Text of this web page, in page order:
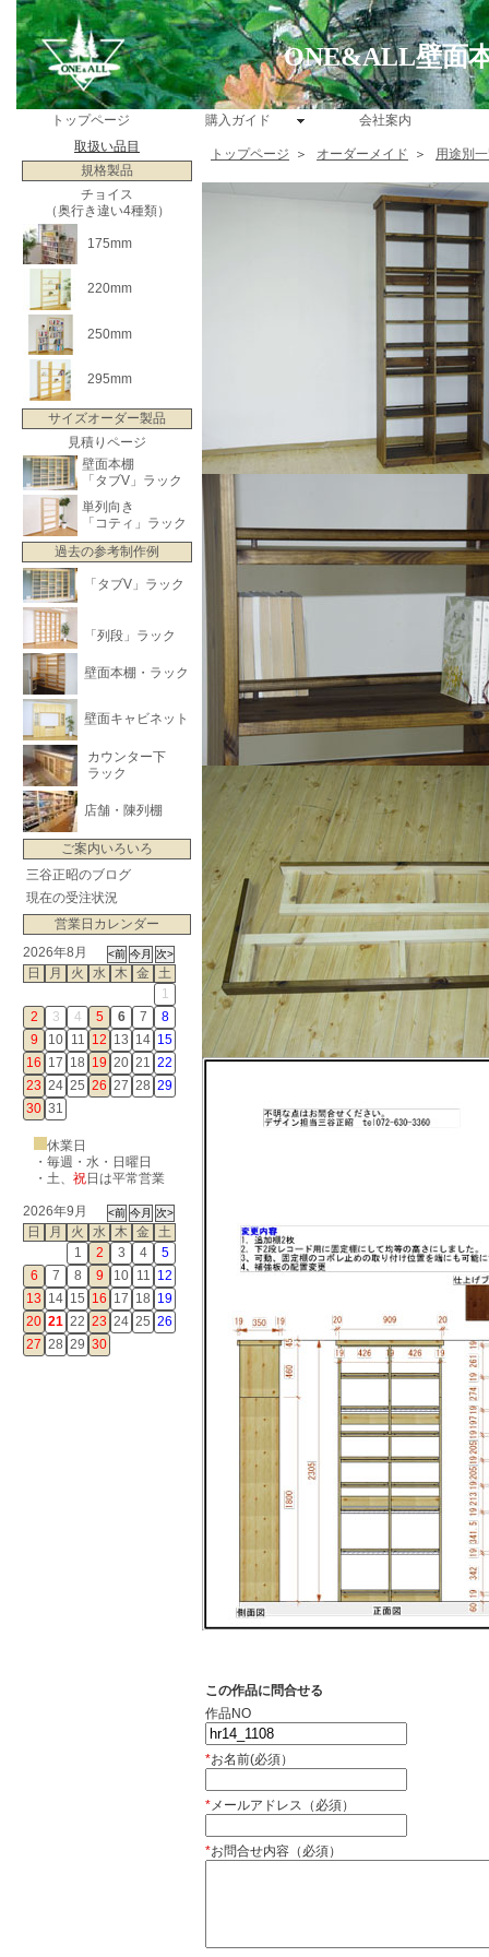
ONE&ALL壁面
トップページ 購入ガイド
会社案内
取扱い品目
規格製品
チョイス
（奥行き違い4種類）
175mm
220mm
250mm
295mm
サイズオーダー製品
見積りページ
壁面本棚
「タブV」ラック
単列向き
「コティ」ラック
過去の参考制作例
「タブV」ラック
「列段」ラック
壁面本棚・ラック
壁面キャビネット
カウンター下
ラック
店舗・陳列棚
ご案内いろいろ
三谷正昭のブログ
現在の受注状況
営業日カレンダー
2026年8月
日
月 火 水 木 金
土
1
2
3 4 5 6 7
8
9
10 11 12 13 14 15
16 17 18 19 20 21 22
23 24 25 26 27 28 29
30 31
休業日
・毎週・水・日曜日
・ 土、 祝日は平常営業
2026年9月
日
月 火 水 木 金
土
1
2 3 4
5
6
7 8 9 10 11 12
13 14 15 16 17 18 19
20 21 22 23 24 25 26
27 28 29 30
トップページ ＞ オーダーメイド ＞ 用途別
この作品に問合せる
作品NO
*お名前(必須）
*メールアドレス（必須）
*お問合せ内容（必須）